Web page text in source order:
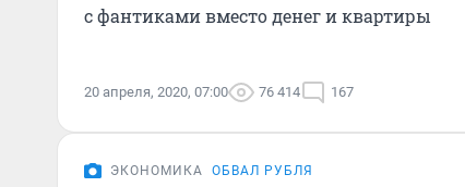
с фантиками вместо денег и квартиры
20 апреля, 2020, 07:00 76 414 167
ЭКОНОМИКА ОБВАЛ РУБЛЯ